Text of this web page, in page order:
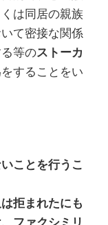
は同居の親族
て密接な関係
等のストーカ
することをい
ことを行うこ
拒まれたにも
ファクシミリ